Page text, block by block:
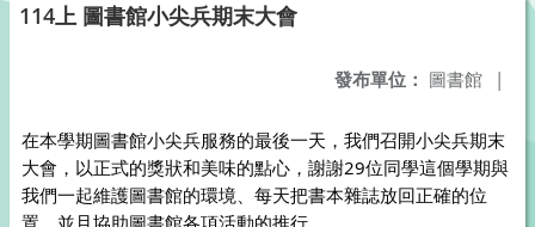
114上 圖書館小尖兵期末大會
發布單位： 圖書館 |
在本學期圖書館小尖兵服務的最後一天，我們召開小尖兵期末
大會，以正式的獎狀和美味的點心，謝謝29位同學這個學期與
我們一起維護圖書館的環境、每天把書本雜誌放回正確的位
置，並且協助圖書館各項活動的推行。